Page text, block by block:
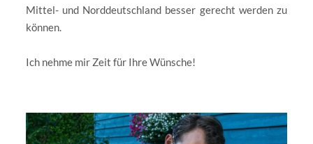
Mittel- und Norddeutschland besser gerecht werden zu
können.
Ich nehme mir Zeit für Ihre Wünsche!